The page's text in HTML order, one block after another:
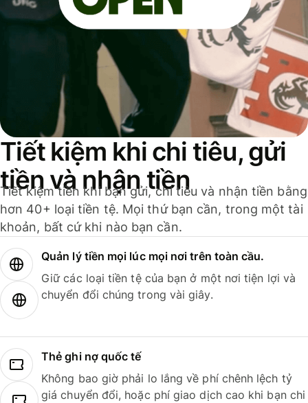
Tiết kiệm khi chi tiêu, gửi
tiền và nhận tiền
Tiết kiệm tiền khi bạn gửi, chi tiêu và nhận tiền bằng
hơn 40+ loại tiền tệ. Mọi thứ bạn cần, trong một tài
khoản, bất cứ khi nào bạn cần.
Quản lý tiền mọi lúc mọi nơi trên toàn cầu.
Giữ các loại tiền tệ của bạn ở một nơi tiện lợi và
chuyển đổi chúng trong vài giây.
Thẻ ghi nợ quốc tế
Không bao giờ phải lo lắng về phí chênh lệch tỷ
giá chuyển đổi, hoặc phí giao dịch cao khi bạn chi